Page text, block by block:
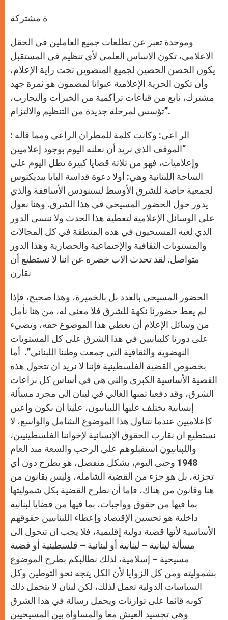
ة مشتركة
وموحدة تعبر عن تطلعات جميع العاملين في الحقل
الاعلامي، تكون الاساس العلمي لأي تنظيم في المستقبل
يكون الحصن الحصين لجميع المنضوين تحت راية الإعلام،
وأن تكون الحرية الإعلامية عنوانا لمضمون هو ثمرة جهد
مشترك، نابع من قناعات تراكمية من الخبرات والتجارب،
تؤسس لمرحلة جديدة من التنظيم والالتزام”.
الر اعي: وكانت كلمة للمطران الراعي ومما قاله :
“الموقف الذي نريد أن نعلنه اليوم بوجود إعلاميين
وإعلاميات، فهو من ثلاثة قضايا كبيرة تطل اليوم على
الساحة اللبنانية وهي: أولا دعوة قداسة البابا بنديكتوس
لجمعية خاصة للشرق الأوسط لسينودس الأساقفة والذي
يدور حول الحضور المسيحي في هذا الشرق. وهنا نعول
على الوسائل الإعلامية لتغطية هذا الحدث ولا ننسى الدور
الذي لعبه المسيحيون في هذه المنطقة في كل المجالات
والمستويات الثقافية والإجتماعية والحضارية وهذا الدور
متواصل. لقد تحدث الاب خضره عن اننا لا نستطيع أن
نقارن
الحضور المسيحي بالعدد بل بالخميرة، وهذا صحيح، فإذا
لم يعط حضورنا نكهة للشرق فلا معنى له، من هنا نأمل
من وسائل الإعلام أن تعطي هذا الموضوع حقه، وتضيء
على دورنا كلبنانيين في هذا الشرق على كل المستويات
النهضوية والثقافية التي جمعت وطننا اللبناني”. أما
بخصوص القضية الفلسطينية فإننا لا نريد ان تتحول هذه
القضية الأساسية الكبرى والتي هي في أساس كل نزاعات
الشرق، وقد دفعنا ثمنها الغالي في لبنان الى مجرد مسألة
إنسانية يختلف عليها اللبنانيون، علينا ان نكون واعين
كإعلاميين عندما نتناول هذا الموضوع الشامل والواسع، لا
نستطيع ان نقارب الحقوق الإنسانية لإخواننا الفلسطينيين،
واللبنانيون استقبلوهم على الرحب والسعة منذ العام
1948 وحتى اليوم، بشكل منفصل، هو يطرح دون أي
تجزئة، بل هو جزء من القضية الشاملة، وليس بقانون من
هنا وقانون من هناك، فإما أن نطرح القضية بكل شموليتها
بما فيها من حقوق وواجبات، بما فيها من قضايا لبنانية
داخلية هو تحسين الإقتصاد وإعطاء اللبنانيين حقوقهم
الأساسية لأنها قضية دولية إقليمية، فلا يجب ان تتحول الى
مسألة لبنانية – لبنانية أو لبنانية – فلسطينية أو قضية
مسيحية – إسلامية، لذلك نطالبكم بطرح الموضوع
بشموليته ومن كل الزوايا لأن الكل يتجه نحو التوطين وكل
السياسات الدولية تعمل لذلك، لكن لبنان لا يتحمل ذلك
كونه قائما على توازنات ويحمل رسالة في هذا الشرق
وهي تجسيد العيش معا والمساواة بين المسيحيين